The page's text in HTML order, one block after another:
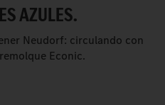
AZULES.
Neudorf: circulando con
Econic.